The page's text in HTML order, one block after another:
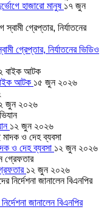
হাজারো মানুষ ১৭ জুন
গ্রেপ্তার, নির্যাতনের ভিডিও
আটক ১৫ জুন ২০২৬
জুন ২০২৬
১২ জুন ২০২৬
ও দেহ ব্যবসা ১২ জুন ২০২৬
১২ জুন ২০২৬
জানালেন বিএনপির